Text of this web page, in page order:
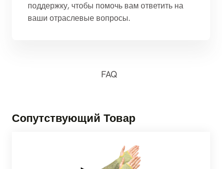
поддержку, чтобы помочь вам ответить на
ваши отраслевые вопросы.
FAQ
Сопутствующий Товар